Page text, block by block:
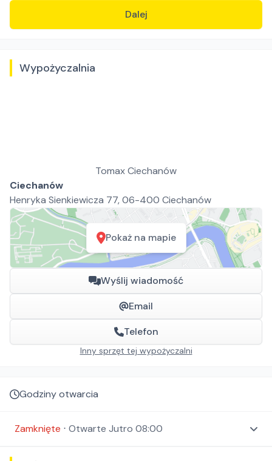
Dalej
Wypożyczalnia
Tomax Ciechanów
Ciechanów
Henryka Sienkiewicza 77, 06-400 Ciechanów
Pokaż na mapie
Wyślij wiadomość
Email
Telefon
Inny sprzęt tej wypożyczalni
Godziny otwarcia
Zamknięte ⋅ Otwarte Jutro 08:00